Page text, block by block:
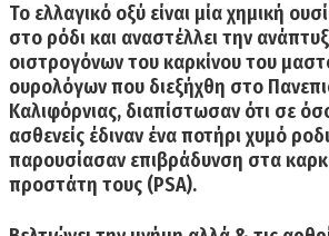
Το ελλαγικό οξύ είναι μία χημική
στο ρόδικαι αναστέλλει την
οιστρογόνων του καρκίνου του
ουρολόγων που διεξήχθη στο
Καλιφόρνιας, διαπίστωσαν ότι σε
ασθενείς έδιναν ένα ποτήρι χυμό
παρουσίασαν επιβράδυνση στα
προστάτη τους (PSA).